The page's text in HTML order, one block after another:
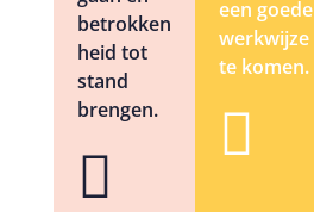
betrokken
heid tot
stand
brengen.

een goede
werkwijze
te komen.
